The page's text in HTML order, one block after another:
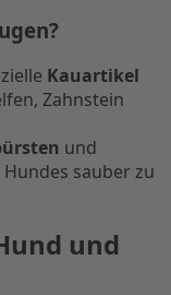
Kauartikel
Zahnstein
und
sauber zu
und